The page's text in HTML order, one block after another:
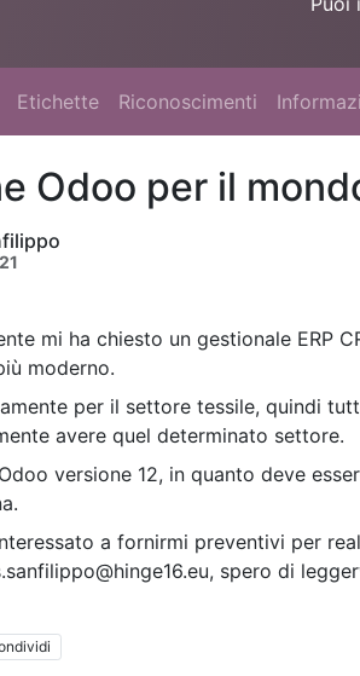
Etichette Riconoscimenti
Odoo per il
mi ha chiesto un gestionale ERP
moderno.
per il settore tessile, quindi
avere quel determinato settore.
versione 12, in quanto deve
a fornirmi preventivi per
spero di